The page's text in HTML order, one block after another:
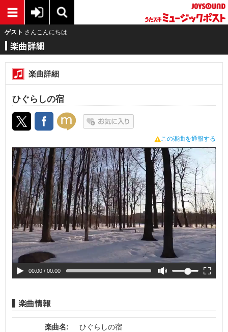
ゲスト さんこんにちは
楽曲詳細
ひぐらしの宿
この楽曲を通報する
00:00 / 00:00
楽曲名: ひぐらしの宿